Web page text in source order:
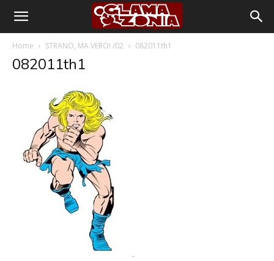
Home STRANO, MA VERO! /02 082011th1
082011th1